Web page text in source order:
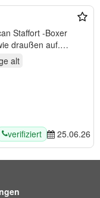
sowie draußen auf.…
alt
verifiziert 25.06.26